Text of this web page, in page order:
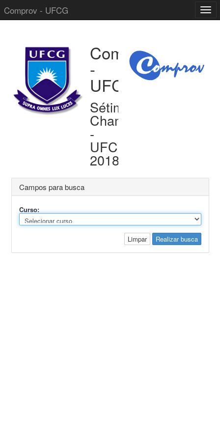
Comprov - UFCG
Comprov
-
UFCG
Sétima
Chamada
-
UFCG
2018.1
Campos para busca
Curso:
Limpar Realizar busca